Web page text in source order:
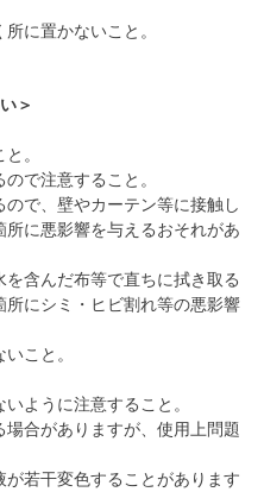
に置かないこと。
＞
。
で注意すること。
ので、壁やカーテン等に接触し
に悪影響を与えるおそれがあ
を含んだ布等で直ちに拭き取る
にシミ・ヒビ割れ等の悪影響
こと。
ように注意すること。
場合がありますが、使用上問題
が若干変色することがあります